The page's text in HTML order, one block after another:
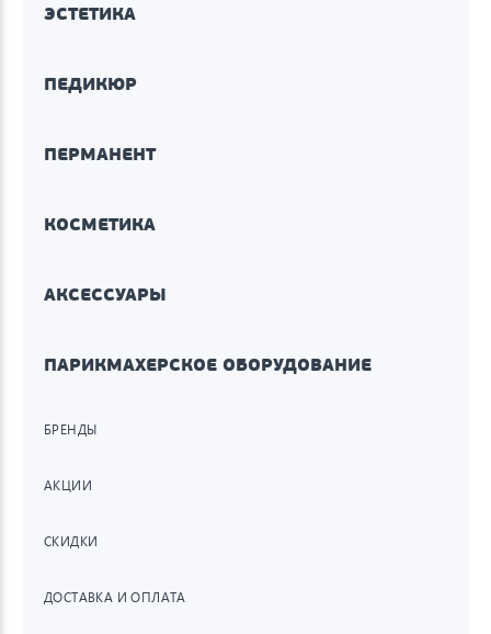
ЭСТЕТИКА
ПЕДИКЮР
ПЕРМАНЕНТ
КОСМЕТИКА
АКСЕССУАРЫ
ПАРИКМАХЕРСКОЕ ОБОРУДОВАНИЕ
БРЕНДЫ
АКЦИИ
СКИДКИ
ДОСТАВКА И ОПЛАТА